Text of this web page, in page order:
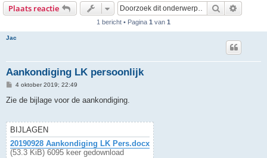
Plaats reactie Zoek
1 bericht • Pagina 1 van 1
Jac
Aankondiging LK persoonlijk
B
r
t
4 oktober 2019; 22:49
Zie de bijlage voor de aankondiging.
BIJLAGEN
20190928 Aankondiging LK Pers.docx
(53.3 KiB) 6095 keer gedownload